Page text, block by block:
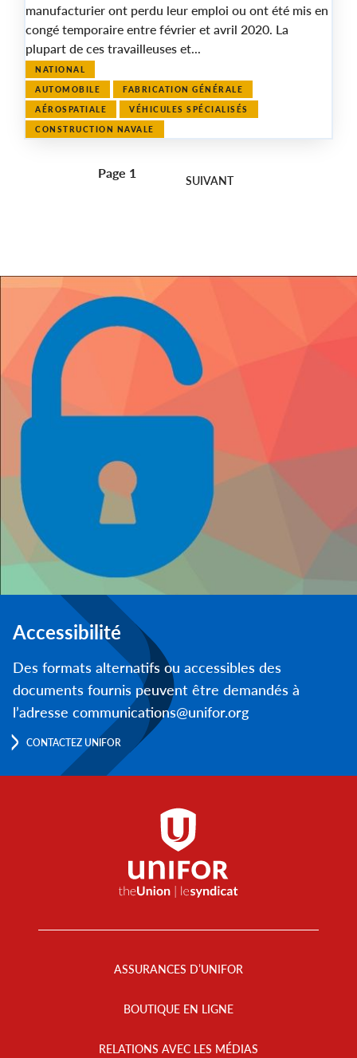
manufacturier ont perdu leur emploi ou ont été mis en
congé temporaire entre février et avril 2020. La
plupart de ces travailleuses et...
NATIONAL
AUTOMOBILE FABRICATION GÉNÉRALE
AÉROSPATIALE VÉHICULES SPÉCIALISÉS
CONSTRUCTION NAVALE
Page 1
Accessibilité
Des formats alternatifs ou accessibles des
documents fournis peuvent être demandés à
l’adresse communications@unifor.org
CONTACTEZ UNIFOR
ASSURANCES D’UNIFOR
BOUTIQUE EN LIGNE
RELATIONS AVEC LES MÉDIAS